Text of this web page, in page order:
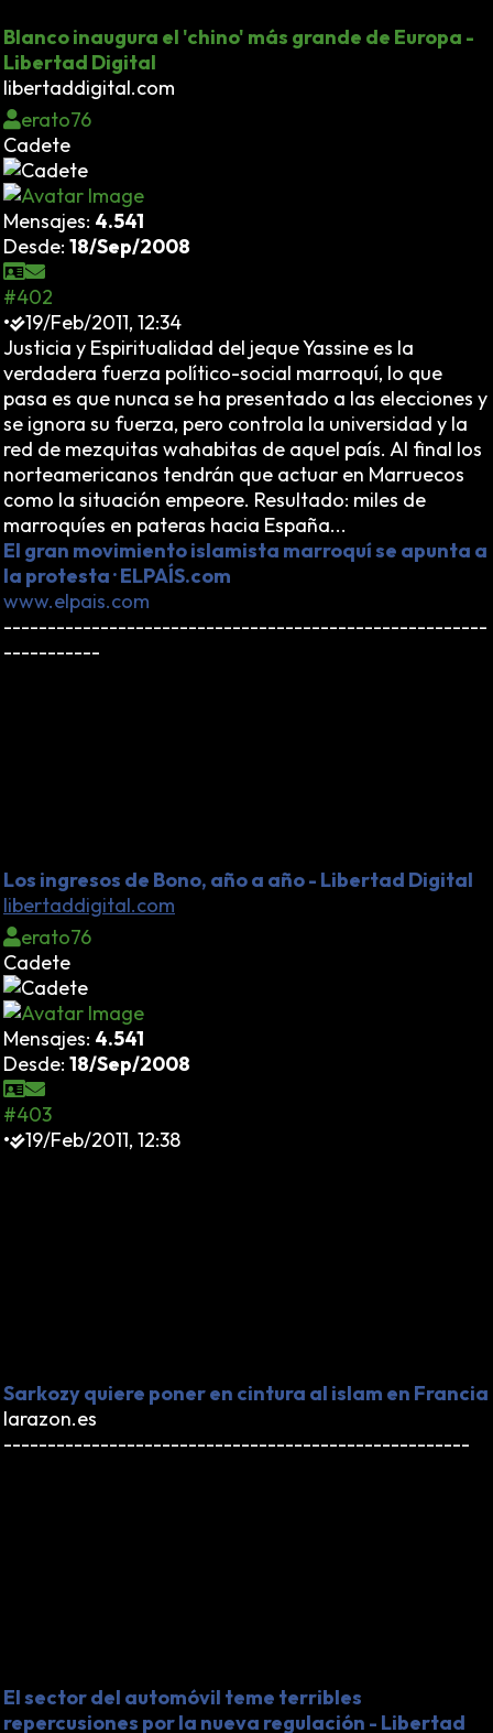
Blanco inaugura el 'chino' más grande de Europa -
Libertad Digital
libertaddigital.com
erato76
Cadete
Mensajes: 4.541
Desde: 18/Sep/2008
#402
•
19/Feb/2011, 12:34
Justicia y Espiritualidad del jeque Yassine es la
verdadera fuerza político-social marroquí, lo que
pasa es que nunca se ha presentado a las elecciones y
se ignora su fuerza, pero controla la universidad y la
red de mezquitas wahabitas de aquel país. Al final los
norteamericanos tendrán que actuar en Marruecos
como la situación empeore. Resultado: miles de
marroquíes en pateras hacia España...
El gran movimiento islamista marroquí se apunta a
la protesta · ELPAÍS.com
www.elpais.com
-------------------------------------------------------
-----------
Los ingresos de Bono, año a año - Libertad Digital
libertaddigital.com
erato76
Cadete
Mensajes: 4.541
Desde: 18/Sep/2008
#403
•
19/Feb/2011, 12:38
Sarkozy quiere poner en cintura al islam en Francia
larazon.es
-----------------------------------------------------
El sector del automóvil teme terribles
repercusiones por la nueva regulación - Libertad